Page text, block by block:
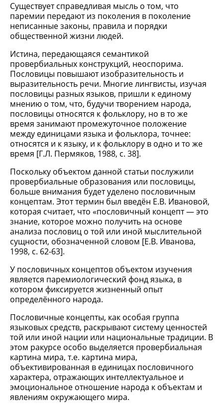
Существует справедливая мысль о том, что
паремии передают из поколения в поколение
неписанные законы, правила и порядки
общественной жизни людей.
Истина, передающаяся семантикой
провербиальных конструкций, неоспорима.
Пословицы повышают изобразительность и
выразительность речи. Многие лингвисты, изучая
пословицы разных языков, пришли к единому
мнению о том, что, будучи творением народа,
пословицы относятся к фольклору, но в то же
время занимают промежуточное положение
между единицами языка и фольклора, точнее:
относятся и к языку, и к фольклору в одно и то же
время [Г.Л. Пермяков, 1988, с. 38].
Поскольку объектом данной статьи послужили
провербиальные образования или пословицы,
больше внимания будет уделено пословичным
концептам. Этот термин был введён Е.В. Ивановой,
которая считает, что «пословичный концепт — это
знание, которое можно получить на основе
анализа пословиц о той или иной мыслительной
сущности, обозначенной словом [Е.В. Иванова,
1998, с. 62-63].
У пословичных концептов объектом изучения
является паремиологический фонд языка, в
котором фиксируется жизненный опыт
определённого народа.
Пословичные концепты, как особая группа
языковых средств, раскрывают систему ценностей
той или иной нации или национальные традиции. В
этом ракурсе особо выделяется провербиальная
картина мира, т.е. картина мира,
объективированная в единицах пословичного
характера, отражающих интеллектуальное и
эмоциональное отношение народа к объектам и
явлениям окружающего мира.